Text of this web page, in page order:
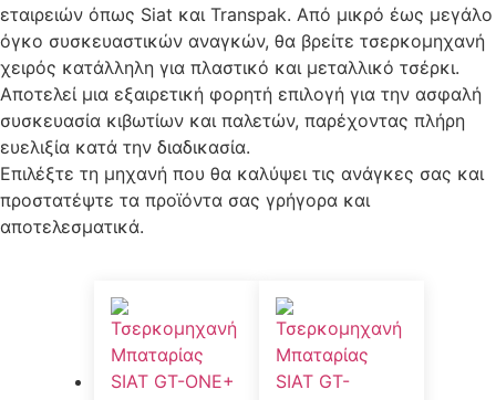
εταιρειών όπως Siat και Transpak. Από μικρό έως μεγάλο
όγκο συσκευαστικών αναγκών, θα βρείτε τσερκομηχανή
χειρός κατάλληλη για πλαστικό και μεταλλικό τσέρκι.
Αποτελεί μια εξαιρετική φορητή επιλογή για την ασφαλή
συσκευασία κιβωτίων και παλετών, παρέχοντας πλήρη
ευελιξία κατά την διαδικασία.
Επιλέξτε τη μηχανή που θα καλύψει τις ανάγκες σας και
προστατέψτε τα προϊόντα σας γρήγορα και
αποτελεσματικά.